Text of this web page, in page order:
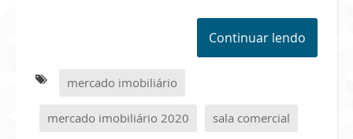
Continuar lendo
mercado imobiliário
mercado imobiliário 2020 sala comercial